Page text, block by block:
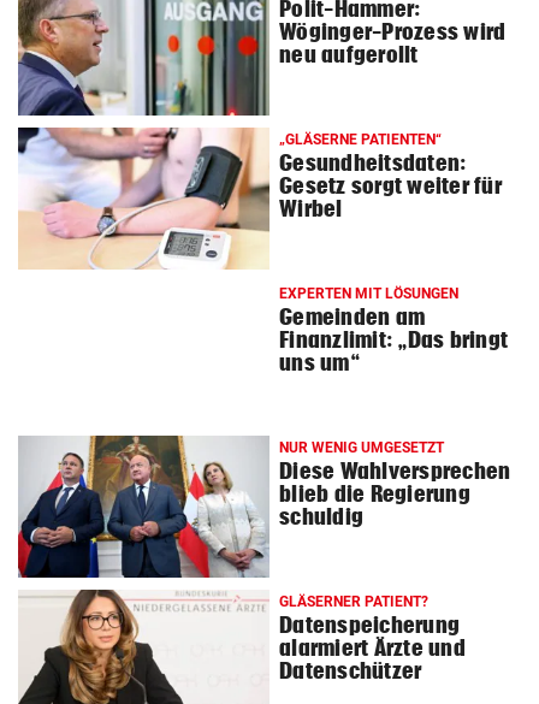
Polit-Hammer:
Wöginger-Prozess wird
neu aufgerollt
„GLÄSERNE PATIENTEN“
Gesundheitsdaten:
Gesetz sorgt weiter für
Wirbel
EXPERTEN MIT LÖSUNGEN
Gemeinden am
Finanzlimit: „Das bringt
uns um“
NUR WENIG UMGESETZT
Diese Wahlversprechen
blieb die Regierung
schuldig
GLÄSERNER PATIENT?
Datenspeicherung
alarmiert Ärzte und
Datenschützer